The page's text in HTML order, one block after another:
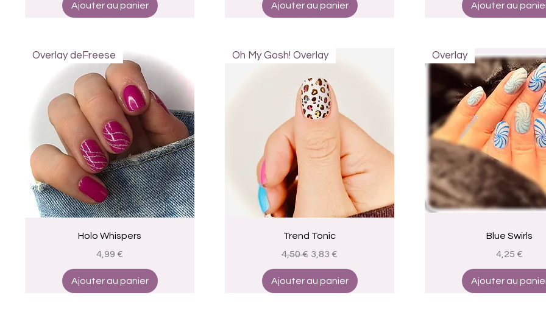
Ajouter au panier Ajouter au panier Ajouter au
Aperçu rapide
Overlay deFreese
Holo Whispers
Prix
4,99 €
Ajouter au panier
Aperçu rapide
Oh My Gosh! Overlay
Trend Tonic
Prix original
4,50 € Prix promotionnel
3,83 €
Ajouter au panier
Aperçu rapide
Overlay
Blue Swirls
Prix
4,25 €
Ajouter au